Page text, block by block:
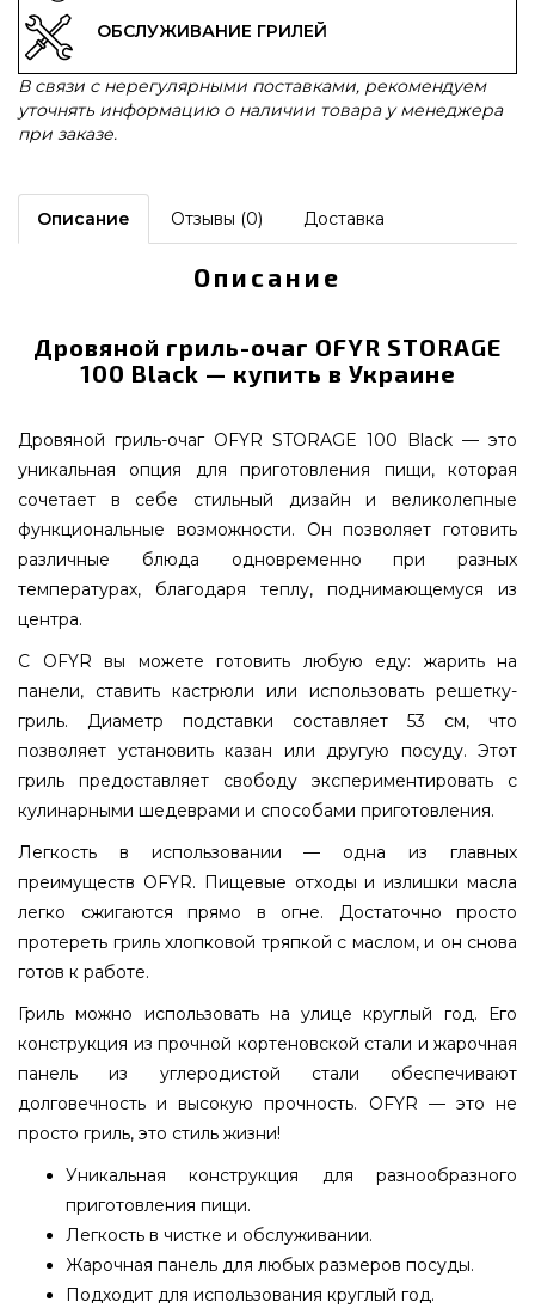
ОБСЛУЖИВАНИЕ ГРИЛЕЙ
В связи с нерегулярными поставками, рекомендуем
уточнять информацию о наличии товара у менеджера
при заказе.
Описание Отзывы (0) Доставка
Описание
Дровяной гриль-очаг OFYR STORAGE
100 Black — купить в Украине
Дровяной гриль-очаг OFYR STORAGE 100 Black — это
уникальная опция для приготовления пищи, которая
сочетает в себе стильный дизайн и великолепные
функциональные возможности. Он позволяет готовить
различные блюда одновременно при разных
температурах, благодаря теплу, поднимающемуся из
центра.
С OFYR вы можете готовить любую еду: жарить на
панели, ставить кастрюли или использовать решетку-
гриль. Диаметр подставки составляет 53 см, что
позволяет установить казан или другую посуду. Этот
гриль предоставляет свободу экспериментировать с
кулинарными шедеврами и способами приготовления.
Легкость в использовании — одна из главных
преимуществ OFYR. Пищевые отходы и излишки масла
легко сжигаются прямо в огне. Достаточно просто
протереть гриль хлопковой тряпкой с маслом, и он снова
готов к работе.
Гриль можно использовать на улице круглый год. Его
конструкция из прочной кортеновской стали и жарочная
панель из углеродистой стали обеспечивают
долговечность и высокую прочность. OFYR — это не
просто гриль, это стиль жизни!
Уникальная конструкция для разнообразного
приготовления пищи.
Легкость в чистке и обслуживании.
Жарочная панель для любых размеров посуды.
Подходит для использования круглый год.